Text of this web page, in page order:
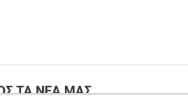
ΤΑ ΝΕΑ ΜΑΣ